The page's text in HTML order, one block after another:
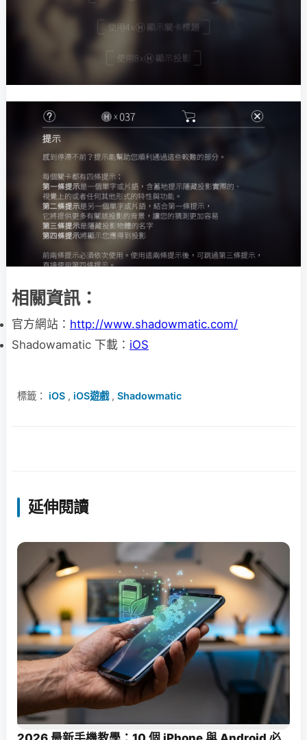
相關資訊：
官方網站： http://www.shadowmatic.com/
Shadowamatic 下載： iOS
標籤： iOS , iOS遊戲, Shadowmatic
延伸閱讀